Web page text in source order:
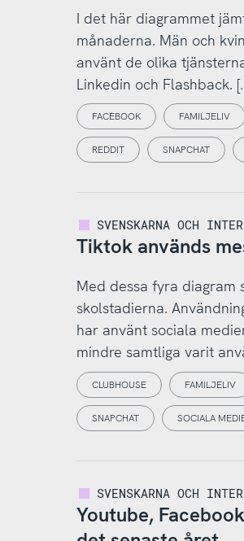
I det här diagrammet
månaderna. Män och
använt de olika
Linkedin och Flashback.
FACEBOOK FAMILJELIV
REDDIT SNAPCHAT
SVENSKARNA OCH
Tiktok används
Med dessa fyra diagram
skolstadierna.
har använt sociala
mindre samtliga varit
CLUBHOUSE FAMILJELIV
SNAPCHAT SOCIALA
SVENSKARNA OCH
Youtube,